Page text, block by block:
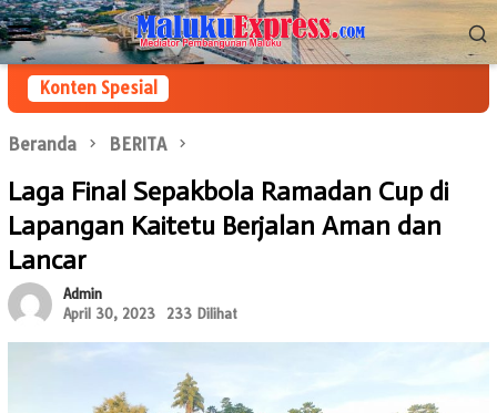
Loncat
ke
konten
Menu
Mobile
Konten Spesial
Beranda BERITA
Laga Final Sepakbola Ramadan Cup di
Lapangan Kaitetu Berjalan Aman dan
Lancar
Admin
April 30, 2023
233 Dilihat